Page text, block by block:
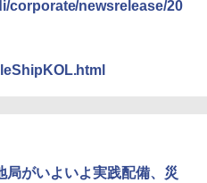
corporate/newsrelease/20
局がいよいよ実践配備、災